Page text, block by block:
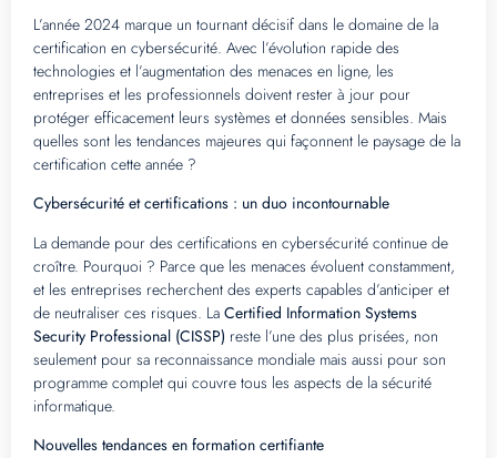
L’année 2024 marque un tournant décisif dans le domaine de la
certification en cybersécurité. Avec l’évolution rapide des
technologies et l’augmentation des menaces en ligne, les
entreprises et les professionnels doivent rester à jour pour
protéger efficacement leurs systèmes et données sensibles. Mais
quelles sont les tendances majeures qui façonnent le paysage de la
certification cette année ?
Cybersécurité et certifications : un duo incontournable
La demande pour des certifications en cybersécurité continue de
croître. Pourquoi ? Parce que les menaces évoluent constamment,
et les entreprises recherchent des experts capables d’anticiper et
de neutraliser ces risques. La Certified Information Systems
Security Professional (CISSP) reste l’une des plus prisées, non
seulement pour sa reconnaissance mondiale mais aussi pour son
programme complet qui couvre tous les aspects de la sécurité
informatique.
Nouvelles tendances en formation certifiante